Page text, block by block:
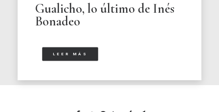
Gualicho, lo último de Inés
Bonadeo
LEER MÁS